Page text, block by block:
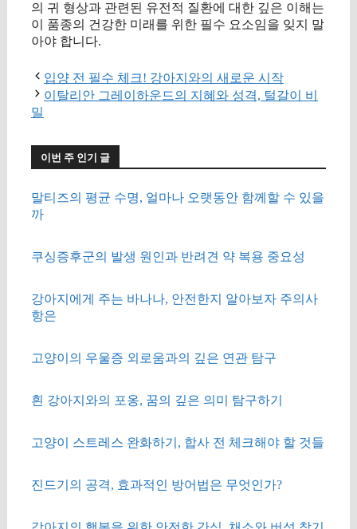
의 귀 형상과 관련된 유전적 질환에 대한 깊은 이해는
이 품종의 건강한 미래를 위한 필수 요소임을 잊지 말
아야 합니다.
입양 전 필수 체크! 강아지와의 새로운 시작
이탈리안 그레이하운드의 지혜와 성격, 털갈이 비
밀
이번 주 인기 글
말티즈의 평균 수명, 얼마나 오랫동안 함께할 수 있을
까
쿠싱증후군의 발생 원인과 반려견 약 복용 중요성
강아지에게 주는 바나나, 안전한지 알아보자 주의사
항은
고양이의 우울증 외로움과의 깊은 연관 탐구
흰 강아지와의 포옹, 꿈의 깊은 의미 탐구하기
고양이 스트레스 완화하기, 합사 전 체크해야 할 것들
진드기의 공격, 효과적인 방어법은 무엇인가?